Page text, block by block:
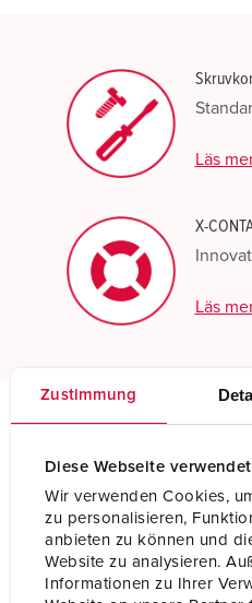
Zustimmung
Diese Webseite
Wir verwenden Cookies,
zu personalisieren,
anbieten zu können und
Website zu analysieren.
Informationen zu Ihrer
Läs
X-
Läs
Panelmonterat uttag 216A
Ampere
Poler